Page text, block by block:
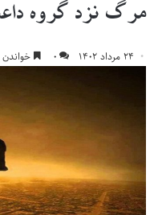
مرگ نزد گروه
۲۴ مرداد ۱۴۰۲ ۰ خواندن این